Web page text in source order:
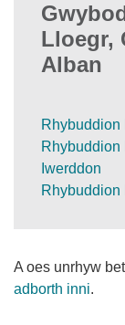
Lloegr,
Alban
Rhybuddion
Rhybuddion
Iwerddon
Rhybuddion
A oes unrhyw
adborth inni.